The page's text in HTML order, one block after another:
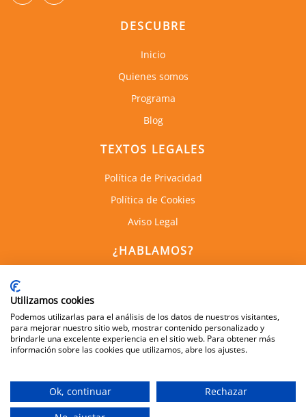
DESCUBRE
Inicio
Quienes somos
Programa
Blog
TEXTOS LEGALES
Política de Privacidad
Política de Cookies
Aviso Legal
¿HABLAMOS?
600 505 083
Aviso Legal |Política de Protección de Datos |Política de Cookies
Ⓒ Factoría de Talento 2013-2023
Utilizamos cookies
Podemos utilizarlas para el análisis de los datos de nuestros visitantes,
para mejorar nuestro sitio web, mostrar contenido personalizado y
brindarle una excelente experiencia en el sitio web. Para obtener más
información sobre las cookies que utilizamos, abre los ajustes.
Ok, continuar
Rechazar